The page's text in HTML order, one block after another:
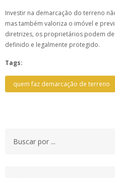
Investir na demarcação do terreno
mas também valoriza o imóvel e
diretrizes, os proprietários podem
definido e legalmente protegido.
Tags:
quem faz demarcação de terreno